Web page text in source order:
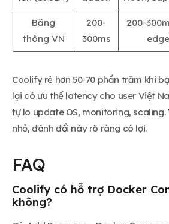
Băng
thông VN
200-
300ms
200-
Coolify rẻ hơn 50-70 phần trăm khi
lại có ưu thế latency cho user Việt
tự lo update OS, monitoring,
nhỏ, đánh đổi này rõ ràng có lợi.
FAQ
Coolify có hỗ trợ Docker
không?